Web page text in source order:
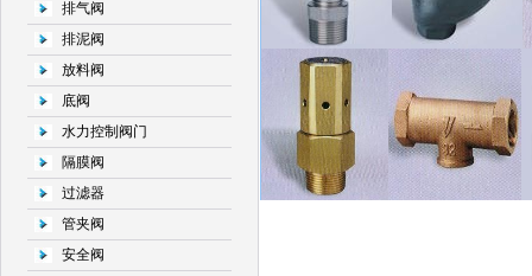
排气阀
排泥阀
放料阀
底阀
水力控制阀门
隔膜阀
过滤器
管夹阀
安全阀